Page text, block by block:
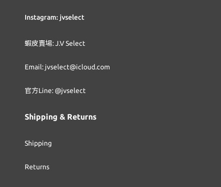
Instagram: jvselect
蝦皮賣場: J.V Select
Email: jvselect@icloud.com
官方Line: @jvselect
Shipping & Returns
Shipping
Returns